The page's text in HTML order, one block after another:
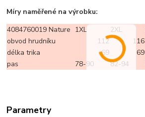
Míry naměřené na výrobku:
4084760019 Nature 1XL 2XL
obvod hrudníku
112 116
délka trika
69 69
pas
78-90 82-94
Parametry